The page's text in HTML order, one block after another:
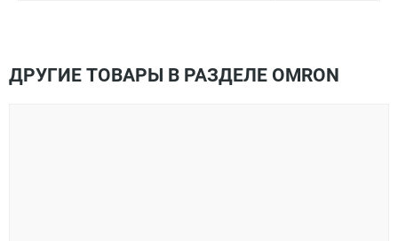
ДРУГИЕ ТОВАРЫ В РАЗДЕЛЕ OMRON